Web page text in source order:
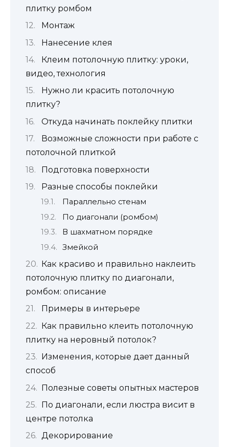
плитку ромбом
Монтаж
Нанесение клея
Клеим потолочную плитку: уроки,
видео, технология
Нужно ли красить потолочную
плитку?
Откуда начинать поклейку плитки
Возможные сложности при работе с
потолочной плиткой
Подготовка поверхности
Разные способы поклейки
Параллельно стенам
По диагонали (ромбом)
В шахматном порядке
Змейкой
Как красиво и правильно наклеить
потолочную плитку по диагонали,
ромбом: описание
Примеры в интерьере
Как правильно клеить потолочную
плитку на неровный потолок?
Изменения, которые дает данный
способ
Полезные советы опытных мастеров
По диагонали, если люстра висит в
центре потолка
Декорирование